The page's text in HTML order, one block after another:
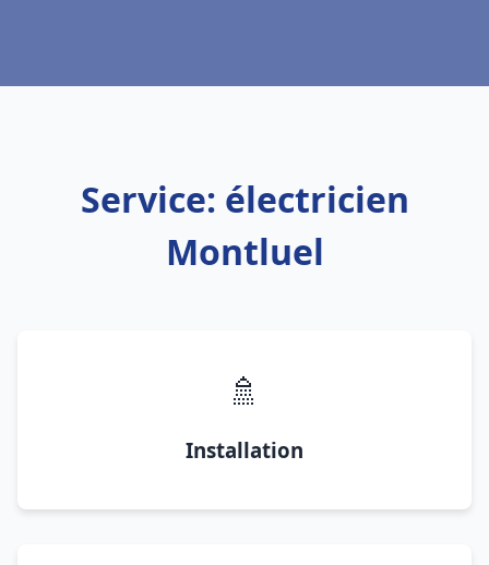
Service: électricien
Montluel
🚿
Installation